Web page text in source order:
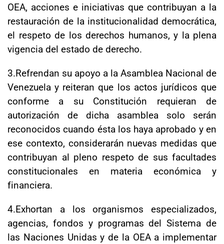
OEA, acciones e iniciativas que contribuyan a la
restauración de la institucionalidad democrática,
el respeto de los derechos humanos, y la plena
vigencia del estado de derecho.
3.Refrendan su apoyo a la Asamblea Nacional de
Venezuela y reiteran que los actos jurídicos que
conforme a su Constitución requieran de
autorización de dicha asamblea solo serán
reconocidos cuando ésta los haya aprobado y en
ese contexto, considerarán nuevas medidas que
contribuyan al pleno respeto de sus facultades
constitucionales en materia económica y
financiera.
4.Exhortan a los organismos especializados,
agencias, fondos y programas del Sistema de
las Naciones Unidas y de la OEA a implementar